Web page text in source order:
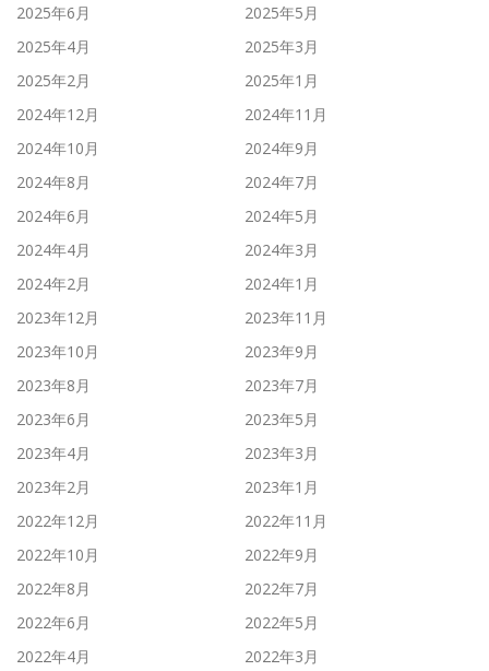
2025年6月
2025年5月
2025年4月
2025年3月
2025年2月
2025年1月
2024年12月
2024年11月
2024年10月
2024年9月
2024年8月
2024年7月
2024年6月
2024年5月
2024年4月
2024年3月
2024年2月
2024年1月
2023年12月
2023年11月
2023年10月
2023年9月
2023年8月
2023年7月
2023年6月
2023年5月
2023年4月
2023年3月
2023年2月
2023年1月
2022年12月
2022年11月
2022年10月
2022年9月
2022年8月
2022年7月
2022年6月
2022年5月
2022年4月
2022年3月